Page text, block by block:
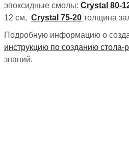
эпоксидные смолы: Сrystal 80-
12 см, Сrystal 75-20 толщина
Подробную информацию о
инструкцию по созданию стола-
знаний.